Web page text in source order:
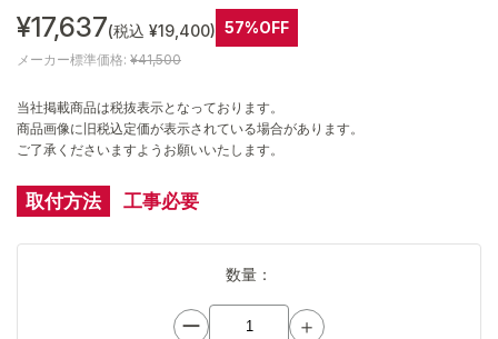
¥17,637(税込 ¥19,400) 57%OFF
メーカー標準価格: ¥41,500
当社掲載商品は税抜表示となっております。
商品画像に旧税込定価が表示されている場合があります。
ご了承くださいますようお願いいたします。
取付方法 工事必要
数量：
ー ＋